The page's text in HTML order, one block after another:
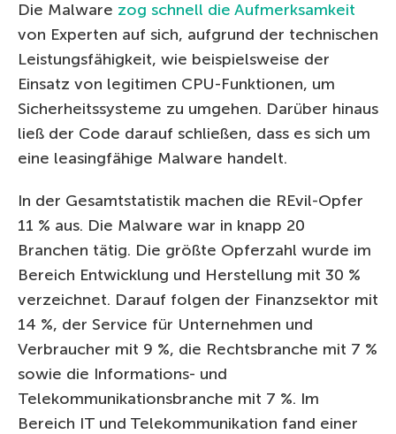
Die Malware zog schnell die Aufmerksamkeit
von Experten auf sich, aufgrund der technischen
Leistungsfähigkeit, wie beispielsweise der
Einsatz von legitimen CPU-Funktionen, um
Sicherheitssysteme zu umgehen. Darüber hinaus
ließ der Code darauf schließen, dass es sich um
eine leasingfähige Malware handelt.
In der Gesamtstatistik machen die REvil-Opfer
11 % aus. Die Malware war in knapp 20
Branchen tätig. Die größte Opferzahl wurde im
Bereich Entwicklung und Herstellung mit 30 %
verzeichnet. Darauf folgen der Finanzsektor mit
14 %, der Service für Unternehmen und
Verbraucher mit 9 %, die Rechtsbranche mit 7 %
sowie die Informations- und
Telekommunikationsbranche mit 7 %. Im
Bereich IT und Telekommunikation fand einer